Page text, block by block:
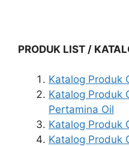
PRODUK LIST /
Katalog Produk
Katalog Produk
Pertamina Oil
Katalog Produk
Katalog Produk